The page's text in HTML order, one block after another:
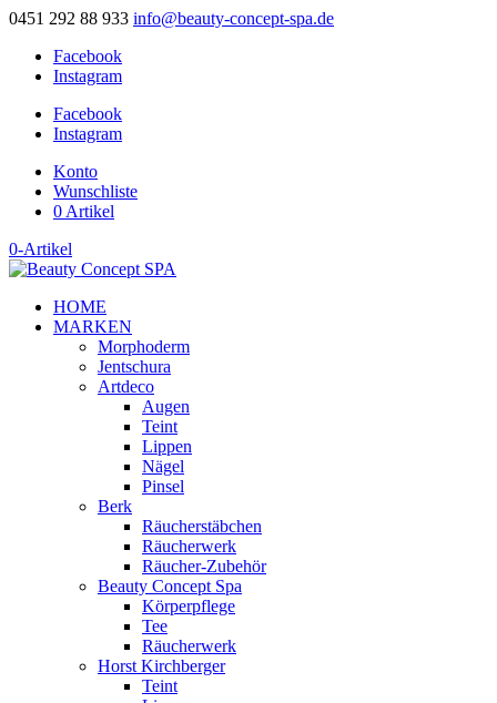
0451 292 88 933 info@beauty-concept-spa.de
Facebook
Instagram
Facebook
Instagram
Konto
Wunschliste
0 Artikel
0-Artikel
HOME
MARKEN
Morphoderm
Jentschura
Artdeco
Augen
Teint
Lippen
Nägel
Pinsel
Berk
Räucherstäbchen
Räucherwerk
Räucher-Zubehör
Beauty Concept Spa
Körperpflege
Tee
Räucherwerk
Horst Kirchberger
Teint